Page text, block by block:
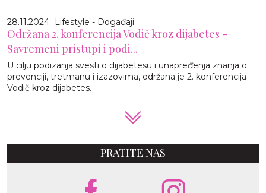
28.11.2024 Lifestyle - Događaji
Održana 2. konferencija Vodič kroz dijabetes -
Savremeni pristupi i podi...
U cilju podizanja svesti o dijabetesu i unapređenja znanja o
prevenciji, tretmanu i izazovima, održana je 2. konferencija
Vodič kroz dijabetes.
PRATITE NAS